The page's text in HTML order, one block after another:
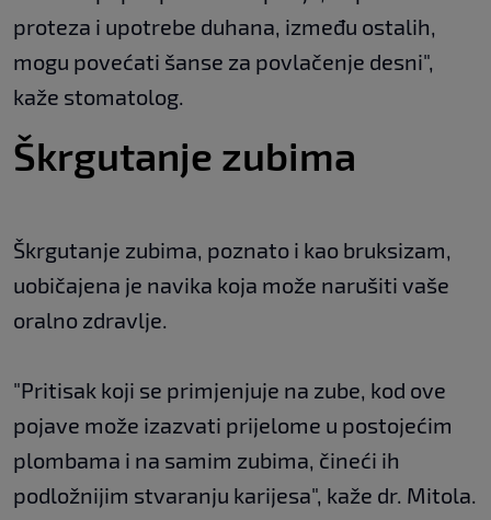
proteza i upotrebe duhana, između ostalih,
mogu povećati šanse za povlačenje desni",
kaže stomatolog.
Škrgutanje zubima
Škrgutanje zubima, poznato i kao bruksizam,
uobičajena je navika koja može narušiti vaše
oralno zdravlje.
"Pritisak koji se primjenjuje na zube, kod ove
pojave može izazvati prijelome u postojećim
plombama i na samim zubima, čineći ih
podložnijim stvaranju karijesa", kaže dr. Mitola.